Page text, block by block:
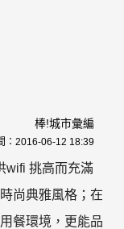
棒!城市彙編
： 2016-06-12 18:39
wifi 挑高而充滿
尚典雅風格；在
餐環境，更能品